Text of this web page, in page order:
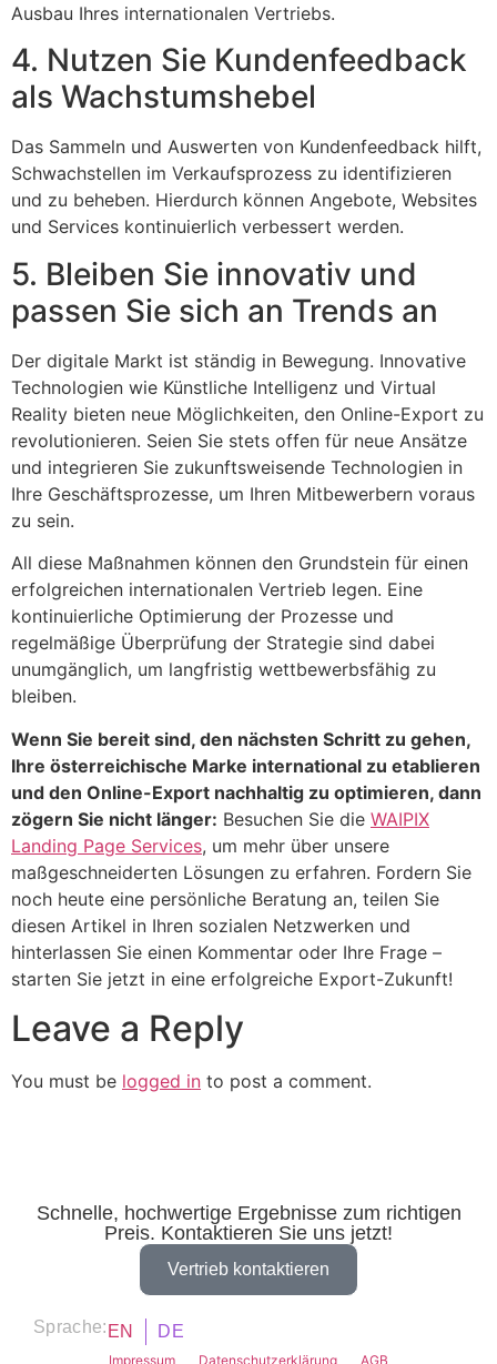
Ausbau Ihres internationalen Vertriebs.
4. Nutzen Sie Kundenfeedback
als Wachstumshebel
Das Sammeln und Auswerten von Kundenfeedback hilft,
Schwachstellen im Verkaufsprozess zu identifizieren
und zu beheben. Hierdurch können Angebote, Websites
und Services kontinuierlich verbessert werden.
5. Bleiben Sie innovativ und
passen Sie sich an Trends an
Der digitale Markt ist ständig in Bewegung. Innovative
Technologien wie Künstliche Intelligenz und Virtual
Reality bieten neue Möglichkeiten, den Online-Export zu
revolutionieren. Seien Sie stets offen für neue Ansätze
und integrieren Sie zukunftsweisende Technologien in
Ihre Geschäftsprozesse, um Ihren Mitbewerbern voraus
zu sein.
All diese Maßnahmen können den Grundstein für einen
erfolgreichen internationalen Vertrieb legen. Eine
kontinuierliche Optimierung der Prozesse und
regelmäßige Überprüfung der Strategie sind dabei
unumgänglich, um langfristig wettbewerbsfähig zu
bleiben.
Wenn Sie bereit sind, den nächsten Schritt zu gehen,
Ihre österreichische Marke international zu etablieren
und den Online-Export nachhaltig zu optimieren, dann
zögern Sie nicht länger: Besuchen Sie die WAIPIX
Landing Page Services, um mehr über unsere
maßgeschneiderten Lösungen zu erfahren. Fordern Sie
noch heute eine persönliche Beratung an, teilen Sie
diesen Artikel in Ihren sozialen Netzwerken und
hinterlassen Sie einen Kommentar oder Ihre Frage –
starten Sie jetzt in eine erfolgreiche Export-Zukunft!
Leave a Reply
You must be logged in to post a comment.
Schnelle, hochwertige Ergebnisse zum richtigen
Preis. Kontaktieren Sie uns jetzt!
Vertrieb kontaktieren
Sprache: EN DE
Impressum Datenschutzerklärung AGB